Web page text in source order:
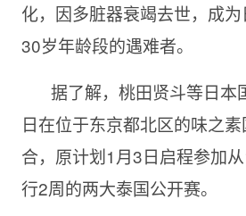
化，因多脏器衰竭去世，成
30岁年龄段的遇难者。
据了解，桃田贤斗等日本
日在位于东京都北区的味之
合，原计划1月3日启程参加
行2周的两大泰国公开赛。